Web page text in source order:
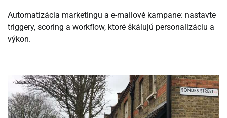
Automatizácia marketingu a e-mailové kampane: nastavte
triggery, scoring a workflow, ktoré škálujú personalizáciu a
výkon.